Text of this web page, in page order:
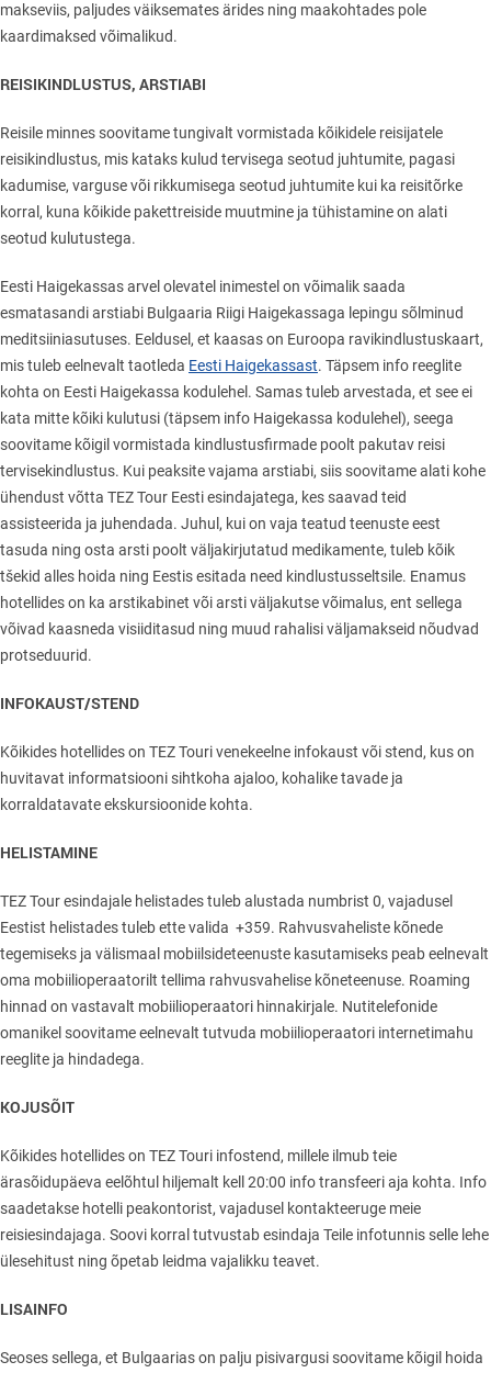
makseviis, paljudes väiksemates ärides ning maakohtades pole
kaardimaksed võimalikud.
REISIKINDLUSTUS, ARSTIABI
Reisile minnes soovitame tungivalt vormistada kõikidele reisijatele
reisikindlustus, mis kataks kulud tervisega seotud juhtumite, pagasi
kadumise, varguse või rikkumisega seotud juhtumite kui ka reisitõrke
korral, kuna kõikide pakettreiside muutmine ja tühistamine on alati
seotud kulutustega.
Eesti Haigekassas arvel olevatel inimestel on võimalik saada
esmatasandi arstiabi Bulgaaria Riigi Haigekassaga lepingu sõlminud
meditsiiniasutuses. Eeldusel, et kaasas on Euroopa ravikindlustuskaart,
mis tuleb eelnevalt taotleda Eesti Haigekassast. Täpsem info reeglite
kohta on Eesti Haigekassa kodulehel. Samas tuleb arvestada, et see ei
kata mitte kõiki kulutusi (täpsem info Haigekassa kodulehel), seega
soovitame kõigil vormistada kindlustusfirmade poolt pakutav reisi
tervisekindlustus. Kui peaksite vajama arstiabi, siis soovitame alati kohe
ühendust võtta TEZ Tour Eesti esindajatega, kes saavad teid
assisteerida ja juhendada. Juhul, kui on vaja teatud teenuste eest
tasuda ning osta arsti poolt väljakirjutatud medikamente, tuleb kõik
tšekid alles hoida ning Eestis esitada need kindlustusseltsile. Enamus
hotellides on ka arstikabinet või arsti väljakutse võimalus, ent sellega
võivad kaasneda visiiditasud ning muud rahalisi väljamakseid nõudvad
protseduurid.
INFOKAUST/STEND
Kõikides hotellides on TEZ Touri venekeelne infokaust või stend, kus on
huvitavat informatsiooni sihtkoha ajaloo, kohalike tavade ja
korraldatavate ekskursioonide kohta.
HELISTAMINE
TEZ Tour esindajale helistades tuleb alustada numbrist 0, vajadusel
Eestist helistades tuleb ette valida +359. Rahvusvaheliste kõnede
tegemiseks ja välismaal mobiilsideteenuste kasutamiseks peab eelnevalt
oma mobiilioperaatorilt tellima rahvusvahelise kõneteenuse. Roaming
hinnad on vastavalt mobiilioperaatori hinnakirjale. Nutitelefonide
omanikel soovitame eelnevalt tutvuda mobiilioperaatori internetimahu
reeglite ja hindadega.
KOJUSÕIT
Kõikides hotellides on TEZ Touri infostend, millele ilmub teie
ärasõidupäeva eelõhtul hiljemalt kell 20:00 info transfeeri aja kohta. Info
saadetakse hotelli peakontorist, vajadusel kontakteeruge meie
reisiesindajaga. Soovi korral tutvustab esindaja Teile infotunnis selle lehe
ülesehitust ning õpetab leidma vajalikku teavet.
LISAINFO
Seoses sellega, et Bulgaarias on palju pisivargusi soovitame kõigil hoida